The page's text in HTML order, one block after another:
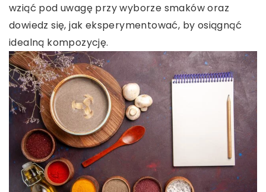
wziąć pod uwagę przy wyborze smaków oraz
dowiedz się, jak eksperymentować, by osiągnąć
idealną kompozycję.